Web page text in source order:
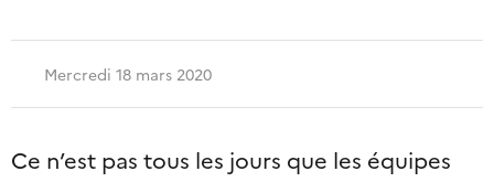
Mercredi 18 mars 2020
Ce n’est pas tous les jours que les équipes